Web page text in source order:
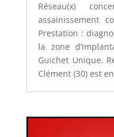
Réseau(x)
assainissement
Prestation :
la zone
Guichet Unique.
Clément (30) est